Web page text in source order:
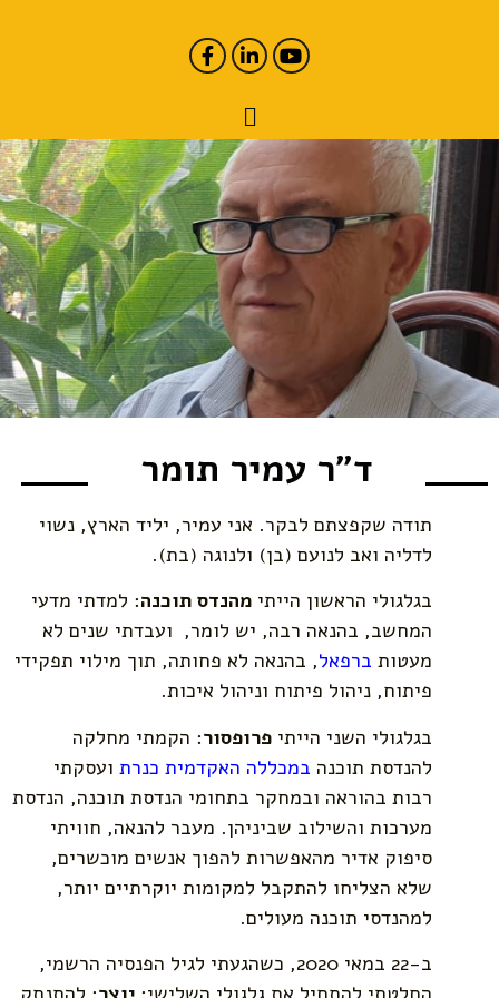
ד"ר עמיר תומר
תודה שקפצתם לבקר. אני עמיר, יליד הארץ, נשוי
לדליה ואב לנועם (בן) ולנוגה (בת).
בגלגולי הראשון הייתי מהנדס תוכנה: למדתי מדעי
המחשב, בהנאה רבה, יש לומר, ועבדתי שנים לא
מעטות ברפאל, בהנאה לא פחותה, תוך מילוי תפקידי
פיתוח, ניהול פיתוח וניהול איכות.
בגלגולי השני הייתי פרופסור: הקמתי מחלקה
להנדסת תוכנה במכללה האקדמית כנרת ועסקתי
רבות בהוראה ובמחקר בתחומי הנדסת תוכנה, הנדסת
מערכות והשילוב שביניהן. מעבר להנאה, חוויתי
סיפוק אדיר מהאפשרות להפוך אנשים מוכשרים,
שלא הצליחו להתקבל למקומות יוקרתיים יותר,
למהנדסי תוכנה מעולים.
ב-22 במאי 2020, כשהגעתי לגיל הפנסיה הרשמי,